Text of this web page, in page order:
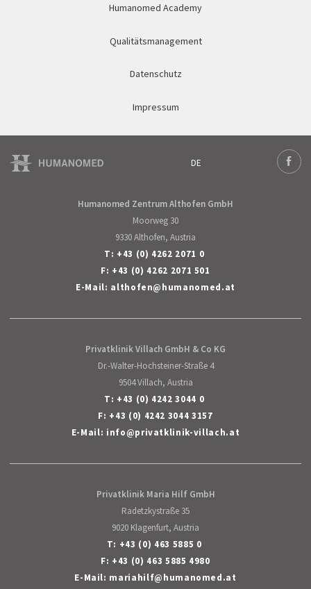
Humanomed Academy
Qualitätsmanagement
Datenschutz
Impressum
DE
Deutsch
Humanomed Zentrum Althofen GmbH
Moorweg 30
9330 Althofen, Austria
T: +43 (0) 4262 2071 0
F: +43 (0) 4262 2071 501
E-Mail: althofen@humanomed.at
Privatklinik Villach GmbH & Co KG
Dr.-Walter-Hochsteiner-Straße 4
9504 Villach, Austria
T: +43 (0) 4242 3044 0
F: +43 (0) 4242 3044 3157
E-Mail: info@privatklinik-villach.at
Privatklinik Maria Hilf GmbH
Radetzkystraße 35
9020 Klagenfurt, Austria
T: +43 (0) 463 5885 0
F: +43 (0) 463 5885 4980
E-Mail: mariahilf@humanomed.at